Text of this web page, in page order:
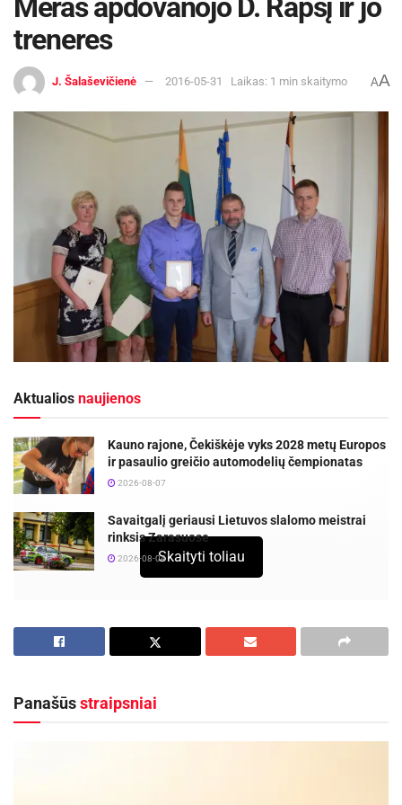
treneres
J. Šalaševičienė 2016-05-31 Laikas: 1 min skaitymo AA
Aktualios naujienos
Kauno rajone, Čekiškėje vyks 2028 metų Europos
ir pasaulio greičio automodelių čempionatas
2026-08-07
Savaitgalį geriausi Lietuvos slalomo meistrai
rinksis Zarasuose
2026-08-04
Račkauskas padėkos raštą įteikė plaukikui Danui
laimėjusiam III vietą.
„Sveikinu už puikų rezultatą, už Lietuvos ir
Skaityti toliau
Panašūsstraipsniai